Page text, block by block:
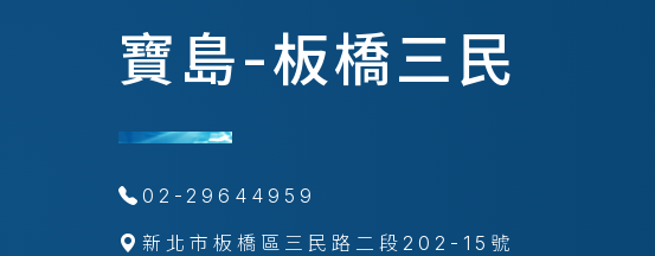
寶島-板橋三民
02-29644959
新北市板橋區三民路二段202-15號